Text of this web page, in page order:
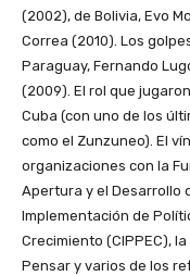
(2002), de Bolivia, Evo
Correa (2010). Los
Paraguay, Fernando
(2009). El rol que
Cuba (con uno de los
como el Zunzuneo). El
organizaciones con la
Apertura y el Desarrollo
Implementación de
Crecimiento (CIPPEC),
Pensar y varios de los